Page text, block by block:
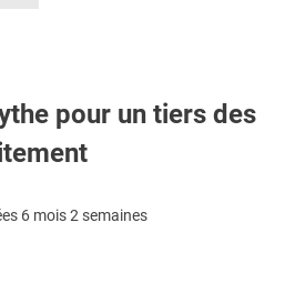
pour un tiers des
6 mois 2 semaines